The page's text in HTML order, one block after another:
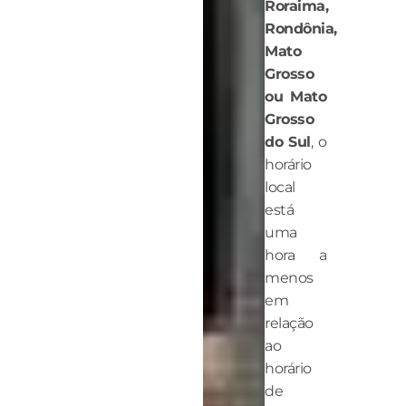
Roraima,
Rondônia,
Mato
Grosso
ou Mato
Grosso
do Sul, o
horário
local
está
uma
hora a
menos
em
relação
ao
horário
de